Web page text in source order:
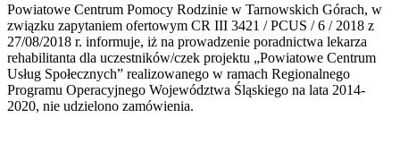
Powiatowe Centrum Pomocy Rodzinie w Tarnowskich Górach, w
związku zapytaniem ofertowym CR III 3421 / PCUS / 6 / 2018 z
27/08/2018 r. informuje, iż na prowadzenie poradnictwa lekarza
rehabilitanta dla uczestników/czek projektu „Powiatowe Centrum
Usług Społecznych” realizowanego w ramach Regionalnego
Programu Operacyjnego Województwa Śląskiego na lata 2014-
2020, nie udzielono zamówienia.